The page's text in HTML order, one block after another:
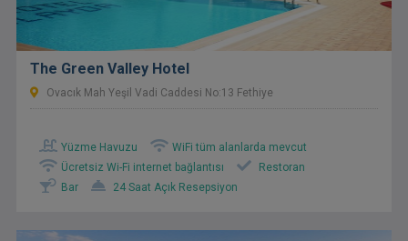
The Green Valley Hotel
Ovacık Mah Yeşil Vadi Caddesi No:13 Fethiye
Yüzme Havuzu
WiFi tüm alanlarda mevcut
Ücretsiz Wi-Fi internet bağlantısı
Restoran
Bar
24 Saat Açık Resepsiyon